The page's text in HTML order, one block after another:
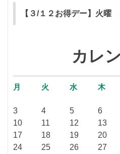
【３/１２お得デー】火曜
カレ
月 火 水 木
3
4 5 6
10
11 12 13
17
18 19 20
24
25 26 27